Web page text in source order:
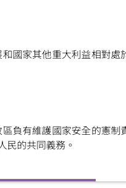
國家其他重大利益相對處
負有維護國家安全的憲制
民的共同義務。